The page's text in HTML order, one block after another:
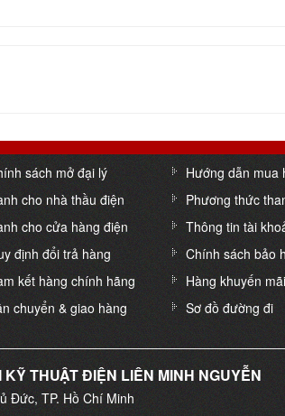
sách mở đại lý
cho nhà thầu điện
cho cửa hàng điện
định đổi trả hàng
kết hàng chính hãng
chuyển & giao hàng
Hướng dẫn mua
Phương thức
Thông tin tài
Chính sách bảo
Hàng khuyến mãi
Sơ đồ đường đi
THUẬT ĐIỆN LIÊN MINH NGUYỄN
Đức, TP. Hồ Chí Minh